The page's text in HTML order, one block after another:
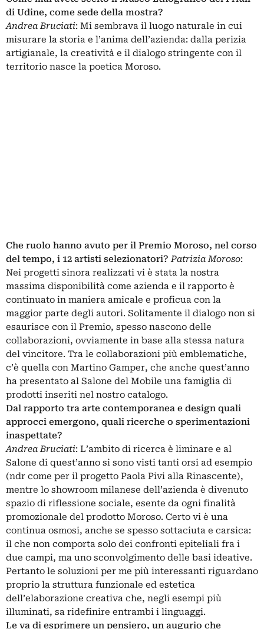
di Udine, come sede della mostra?
Andrea Bruciati: Mi sembrava il luogo naturale in cui
misurare la storia e l’anima dell’azienda: dalla perizia
artigianale, la creatività e il dialogo stringente con il
territorio nasce la poetica Moroso.
Che ruolo hanno avuto per il Premio Moroso, nel corso
del tempo, i 12 artisti selezionatori?Patrizia Moroso:
Nei progetti sinora realizzati vi è stata la nostra
massima disponibilità come azienda e il rapporto è
continuato in maniera amicale e proficua con la
maggior parte degli autori. Solitamente il dialogo non si
esaurisce con il Premio, spesso nascono delle
collaborazioni, ovviamente in base alla stessa natura
del vincitore. Tra le collaborazioni più emblematiche,
c’è quella con Martino Gamper, che anche quest’anno
ha presentato al Salone del Mobile una famiglia di
prodotti inseriti nel nostro catalogo.
Dal rapporto tra arte contemporanea e design quali
approcci emergono, quali ricerche o sperimentazioni
inaspettate?
Andrea Bruciati: L’ambito di ricerca è liminare e al
Salone di quest’anno si sono visti tanti orsi ad esempio
(ndr come per il progetto Paola Pivi alla Rinascente),
mentre lo showroom milanese dell’azienda è divenuto
spazio di riflessione sociale, esente da ogni finalità
promozionale del prodotto Moroso. Certo vi è una
continua osmosi, anche se spesso sottaciuta e carsica:
il che non comporta solo dei confronti epiteliali fra i
due campi, ma uno sconvolgimento delle basi ideative.
Pertanto le soluzioni per me più interessanti riguardano
proprio la struttura funzionale ed estetica
dell’elaborazione creativa che, negli esempi più
illuminati, sa ridefinire entrambi i linguaggi.
Le va di esprimere un pensiero, un augurio che